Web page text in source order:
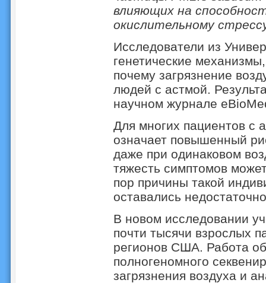
влияющих на
окислительному
Исследователи из
генетические
почему загрязнение
людей с астмой.
научном журнале
Для многих пациентов с
означает повышенный
даже при одинаковом
тяжесть симптомов
пор причины такой
оставались
В новом исследовании
почти тысячи взрослых
регионов США. Работа
полногеномного
загрязнения воздуха и